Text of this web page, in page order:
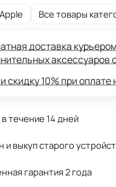
Все товары
доставка
аксессуаров
скидку 10% при
течение 14 дней
и выкуп старого
гарантия 2 года